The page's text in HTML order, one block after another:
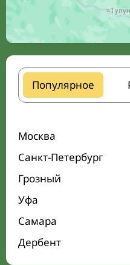
Популярное
Москва
Санкт-Петербург
Грозный
Уфа
Самара
Дербент